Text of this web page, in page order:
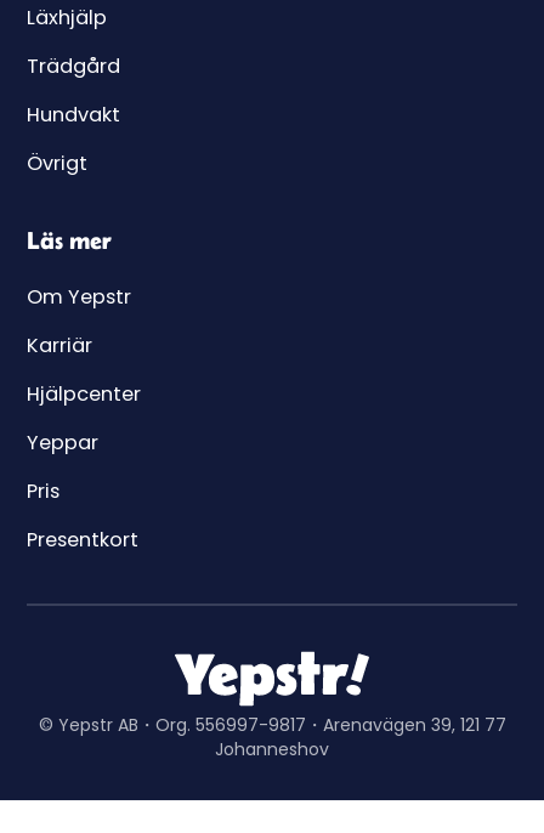
Läxhjälp
Trädgård
Hundvakt
Övrigt
Läs mer
Om Yepstr
Karriär
Hjälpcenter
Yeppar
Pris
Presentkort
© Yepstr AB・Org. 556997-9817・Arenavägen 39, 121 77
Johanneshov